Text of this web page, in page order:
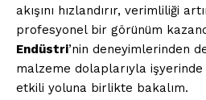
akışını hızlandırır, verimliliği
profesyonel bir görünüm
Endüstri’nin deneyimlerinden
malzeme dolaplarıyla işyerinde
etkili yoluna birlikte bakalım.